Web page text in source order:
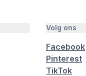
Volg ons
Facebook
Pinterest
TikTok